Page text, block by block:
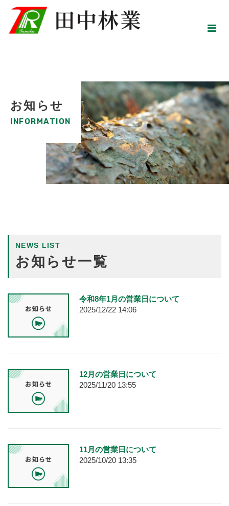
お知らせ
INFORMATION
NEWS LIST
お知らせ一覧
令和8年1月の営業日について
2025/12/22 14:06
12月の営業日について
2025/11/20 13:55
11月の営業日について
2025/10/20 13:35